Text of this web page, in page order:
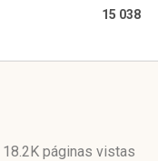
15 038
18.2K páginas vistas